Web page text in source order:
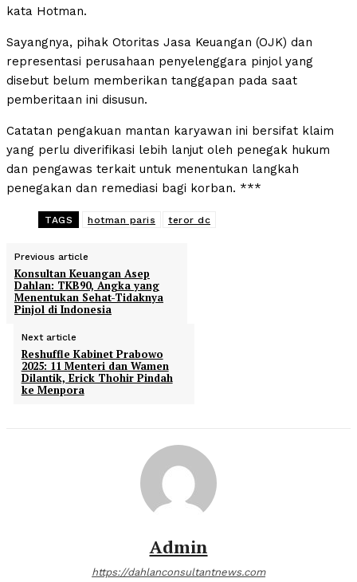
kata Hotman.
Sayangnya, pihak Otoritas Jasa Keuangan (OJK) dan
representasi perusahaan penyelenggara pinjol yang
disebut belum memberikan tanggapan pada saat
pemberitaan ini disusun.
Catatan pengakuan mantan karyawan ini bersifat klaim
yang perlu diverifikasi lebih lanjut oleh penegak hukum
dan pengawas terkait untuk menentukan langkah
penegakan dan remediasi bagi korban. ***
TAGS hotman paris teror dc
Previous article
Konsultan Keuangan Asep
Dahlan: TKB90, Angka yang
Menentukan Sehat-Tidaknya
Pinjol di Indonesia
Next article
Reshuffle Kabinet Prabowo
2025: 11 Menteri dan Wamen
Dilantik, Erick Thohir Pindah
ke Menpora
Admin
https://dahlanconsultantnews.com